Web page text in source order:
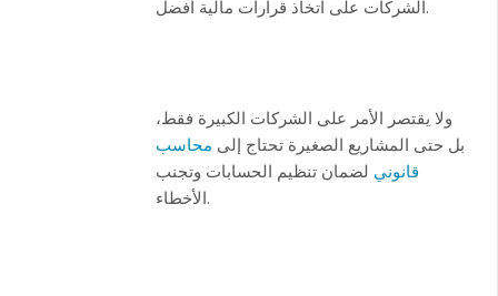
الشركات على اتخاذ قرارات مالية أفضل.
ولا يقتصر الأمر على الشركات الكبيرة فقط،
بل حتى المشاريع الصغيرة تحتاج إلى محاسب
قانوني لضمان تنظيم الحسابات وتجنب
الأخطاء.